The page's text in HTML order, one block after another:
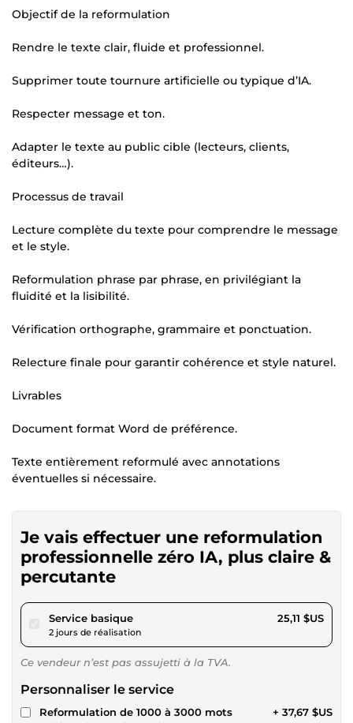
Objectif de la reformulation
Rendre le texte clair, fluide et professionnel.
Supprimer toute tournure artificielle ou typique d’IA.
Respecter message et ton.
Adapter le texte au public cible (lecteurs, clients,
éditeurs…).
Processus de travail
Lecture complète du texte pour comprendre le message
et le style.
Reformulation phrase par phrase, en privilégiant la
fluidité et la lisibilité.
Vérification orthographe, grammaire et ponctuation.
Relecture finale pour garantir cohérence et style naturel.
Livrables
Document format Word de préférence.
Texte entièrement reformulé avec annotations
éventuelles si nécessaire.
Je vais effectuer une reformulation
professionnelle zéro IA, plus claire &
percutante
Service basiquepour 23,14 $US
2 jours de réalisation
25,11 $US
Ce vendeur n’est pas assujetti à la TVA.
Personnaliser le service
Reformulation de 1000 à 3000 mots + 37,67 $US